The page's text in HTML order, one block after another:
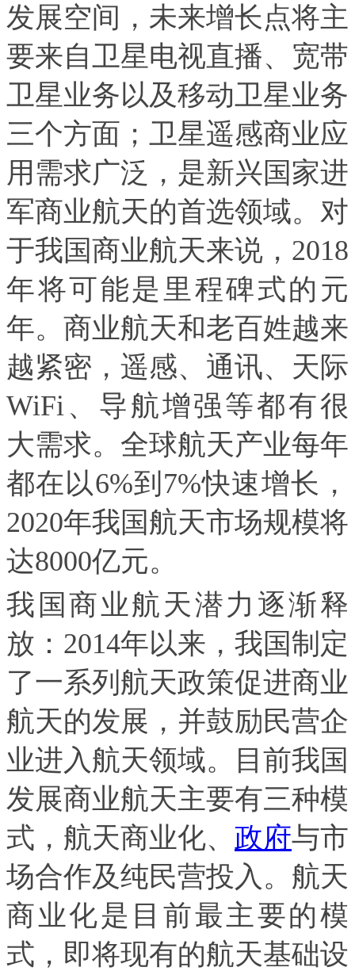
发展空间，未来增长点将主
要来自卫星电视直播、宽带
卫星业务以及移动卫星业务
三个方面；卫星遥感商业应
用需求广泛，是新兴国家进
军商业航天的首选领域。对
于我国商业航天来说，2018
年将可能是里程碑式的元
年。商业航天和老百姓越来
越紧密，遥感、通讯、天际
WiFi、导航增强等都有很
大需求。全球航天产业每年
都在以6%到7%快速增长，
2020年我国航天市场规模将
达8000亿元。
我国商业航天潜力逐渐释
放：2014年以来，我国制定
了一系列航天政策促进商业
航天的发展，并鼓励民营企
业进入航天领域。目前我国
发展商业航天主要有三种模
式，航天商业化、 政府与市
场合作及纯民营投入。航天
商业化是目前最主要的模
式，即将现有的航天基础设